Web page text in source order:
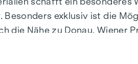
exklusiv ist die
die Nähe zu Donau, Wiener